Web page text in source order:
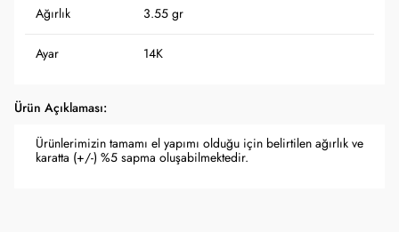
Ağırlık 3.55 gr
Ayar 14K
Ürün Açıklaması:
Ürünlerimizin tamamı el yapımı olduğu için belirtilen ağırlık ve
karatta (+/-) %5 sapma oluşabilmektedir.